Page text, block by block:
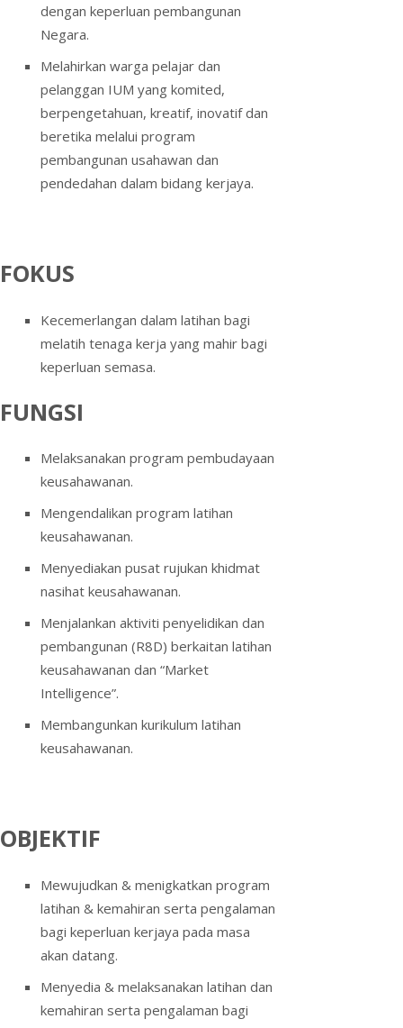
dengan keperluan pembangunan
Negara.
Melahirkan warga pelajar dan
pelanggan IUM yang komited,
berpengetahuan, kreatif, inovatif dan
beretika melalui program
pembangunan usahawan dan
pendedahan dalam bidang kerjaya.
FOKUS
Kecemerlangan dalam latihan bagi
melatih tenaga kerja yang mahir bagi
keperluan semasa.
FUNGSI
Melaksanakan program pembudayaan
keusahawanan.
Mengendalikan program latihan
keusahawanan.
Menyediakan pusat rujukan khidmat
nasihat keusahawanan.
Menjalankan aktiviti penyelidikan dan
pembangunan (R8D) berkaitan latihan
keusahawanan dan “Market
Intelligence”.
Membangunkan kurikulum latihan
keusahawanan.
OBJEKTIF
Mewujudkan & menigkatkan program
latihan & kemahiran serta pengalaman
bagi keperluan kerjaya pada masa
akan datang.
Menyedia & melaksanakan latihan dan
kemahiran serta pengalaman bagi